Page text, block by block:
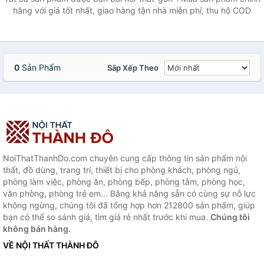
hãng với giá tốt nhất, giao hàng tận nhà miễn phí, thu hộ COD
0 Sản Phẩm Sắp Xếp Theo
NoiThatThanhDo.com chuyên cung cấp thông tin sản phẩm nội
thất, đồ dùng, trang trí, thiết bị cho phòng khách, phòng ngủ,
phòng làm việc, phòng ăn, phòng bếp, phòng tắm, phòng học,
văn phòng, phòng trẻ em... Bằng khả năng sẵn có cùng sự nỗ lực
không ngừng, chúng tôi đã tổng hợp hơn 212800 sản phẩm, giúp
bạn có thể so sánh giá, tìm giá rẻ nhất trước khi mua. Chúng tôi
không bán hàng.
VỀ NỘI THẤT THÀNH ĐÔ